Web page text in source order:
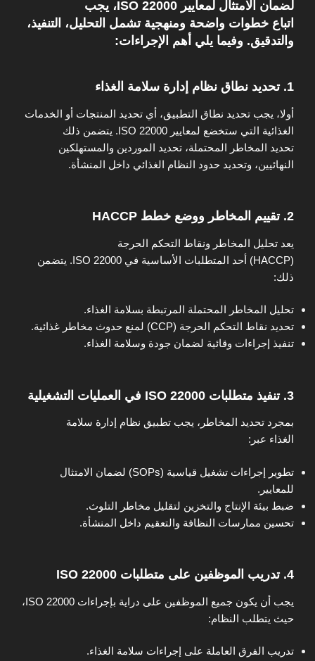
لضمان الامتثال لمعايير ISO 22000، يجب
اتباع خطوات واضحة ومنهجية تشمل التحليل، التنفيذ،
والتدقيق. وفيما يلي أهم الإجراءات:
1. تحديد نطاق نظام إدارة سلامة الغذاء
أولا، يجب تحديد نطاق التطبيق، أي تحديد المنتجات أو الخدمات
الغذائية التي ستخضع لمعايير ISO 22000. يتضمن ذلك
تحديد المخاطر المحتملة، تحديد الموردين والمستهلكين
النهائيين، وتحديد حدود النظام الغذائي داخل المنشأة.
2. تقييم المخاطر ووضع خطط HACCP
يعد تحليل المخاطر ونقاط التحكم الحرجة
(HACCP) أحد المتطلبات الأساسية في ISO 22000. يتضمن
ذلك:
تحليل المخاطر المحتملة المرتبطة بسلامة الغذاء.
تحديد نقاط التحكم الحرجة (CCP) لمنع حدوث مخاطر غذائية.
تنفيذ إجراءات وقائية لضمان جودة وسلامة الغذاء.
3. تنفيذ متطلبات ISO 22000 في العمليات التشغيلية
بمجرد تحديد المخاطر، يجب تطبيق نظام إدارة سلامة
الغذاء عبر:
تطوير إجراءات تشغيل قياسية (SOPs) لضمان الامتثال
للمعايير.
ضبط بيئة الإنتاج والتخزين لتقليل مخاطر التلوث.
تحسين ممارسات النظافة والتعقيم داخل المنشأة.
4. تدريب الموظفين على متطلبات ISO 22000
يجب أن يكون جميع الموظفين على دراية بإجراءات ISO 22000،
حيث يتطلب النظام:
تدريب الفرق العاملة على إجراءات سلامة الغذاء.